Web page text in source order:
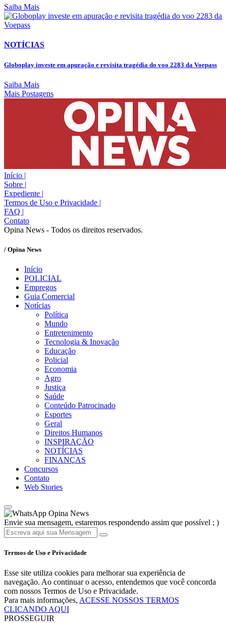
Saiba Mais
NOTÍCIAS
Globoplay investe em apuração e revisita tragédia do voo 2283 da Voepass
Saiba Mais
Mais Postagens
Início |
Sobre |
Expediente |
Termos de Uso e Privacidade |
FAQ |
Contato
Opina News - Todos os direitos reservados.
/ Opina News
Início
POLICIAL
Empregos
Guia Comercial
Notícias
Política
Mundo
Entretenimento
Tecnologia & Inovação
Educação
Policial
Economia
Agro
Justiça
Saúde
Conteúdo Patrocinado
Esportes
Geral
Direitos Humanos
INSPIRAÇÃO
NOTÍCIAS
FINANÇAS
Concursos
Contato
Web Stories
Opina News
Envie sua mensagem, estaremos respondendo assim que possível ; )
Termos de Uso e Privacidade
Esse site utiliza cookies para melhorar sua experiência de
navegação. Ao continuar o acesso, entendemos que você concorda
com nossos Termos de Uso e Privacidade.
Para mais informações, ACESSE NOSSOS TERMOS
CLICANDO AQUI
PROSSEGUIR